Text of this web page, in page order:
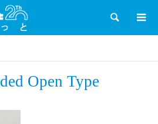
検索
Open Type